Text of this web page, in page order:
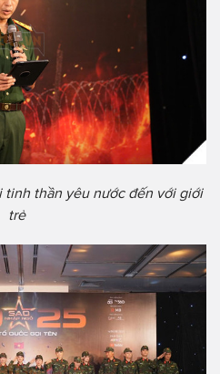
tinh thần yêu nước đến với giới
trẻ